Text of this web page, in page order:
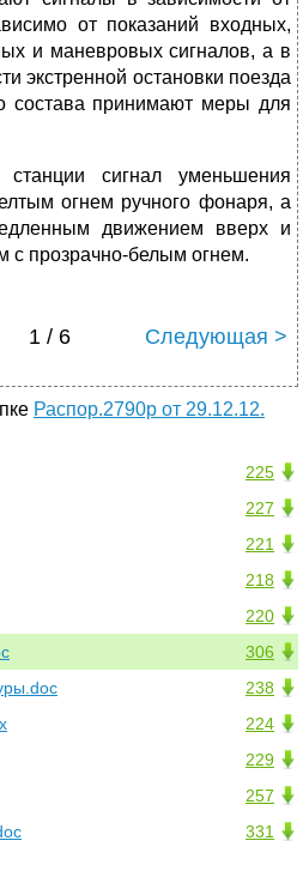
от показаний входных,
и маневровых сигналов, а в
экстренной остановки поезда
состава принимают меры для
сигнал уменьшения
огнем ручного фонаря, а
движением вверх и
с прозрачно-белым огнем.
1 / 6 Следующая >
Распор.2790р от 29.12.12.
225
227
221
218
220
306
238
224
229
257
331